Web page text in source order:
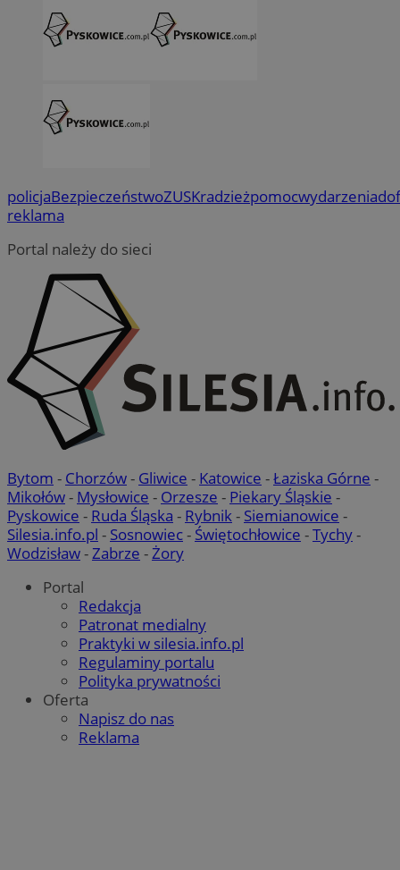
policjaBezpieczeństwoZUSKradzieżpomocwydarzenia
reklama
Portal należy do sieci
Bytom - Chorzów- Gliwice - Katowice -Łaziska Górne -
Mikołów- Mysłowice - Orzesze - Piekary Śląskie -
Pyskowice - Ruda Śląska - Rybnik- Siemianowice -
Silesia.info.pl - Sosnowiec- Świętochłowice -Tychy-
Wodzisław-Zabrze -Żory
Portal
Redakcja
Patronat medialny
Praktyki w silesia.info.pl
Regulaminy portalu
Polityka prywatności
Oferta
Napisz do nas
Reklama